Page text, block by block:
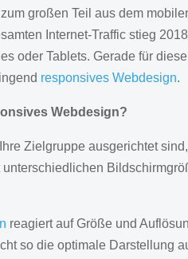
großen Teil aus dem
Internet-Traffic stieg
oder Tablets. Gerade für
responsives Webdesign.
Webdesign?
Zielgruppe ausgerichtet
unterschiedlichen
reagiert auf Größe und
so die optimale Darstellung